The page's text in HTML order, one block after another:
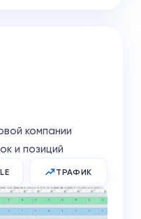
компании
и позиций
ТРАФИК